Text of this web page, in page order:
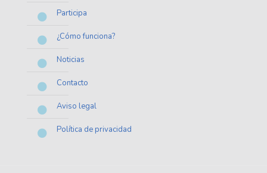
Participa
¿Cómo funciona?
Noticias
Contacto
Aviso legal
Política de privacidad